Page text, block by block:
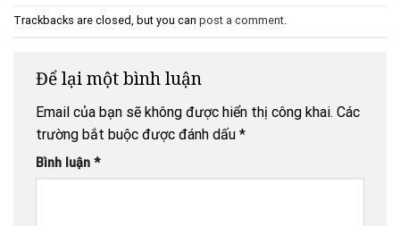
Trackbacks are closed, but you can post a comment.
Để lại một bình luận
Email của bạn sẽ không được hiển thị công khai. Các
trường bắt buộc được đánh dấu *
Bình luận *